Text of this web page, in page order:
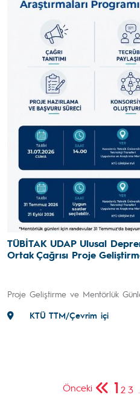
TÜBİTAK UDAP Ulusal
Ortak Çağrısı Proje
Proje Geliştirme ve Mentörlük
KTÜ TTM/Çevrim içi
Önceki 1 23